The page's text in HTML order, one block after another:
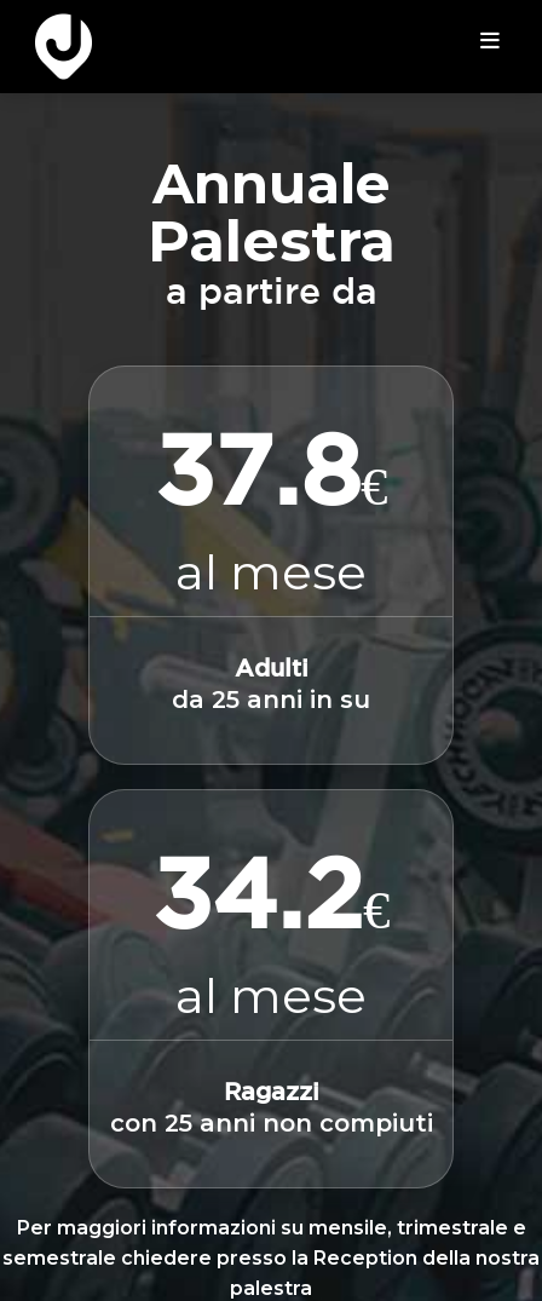
Annuale
Palestra
a partire da
37.8€
al mese
Adulti
da 25 anni in su
34.2€
al mese
Ragazzi
con 25 anni non compiuti
Per maggiori informazioni su mensile, trimestrale e
semestrale chiedere presso la Reception della nostra
palestra